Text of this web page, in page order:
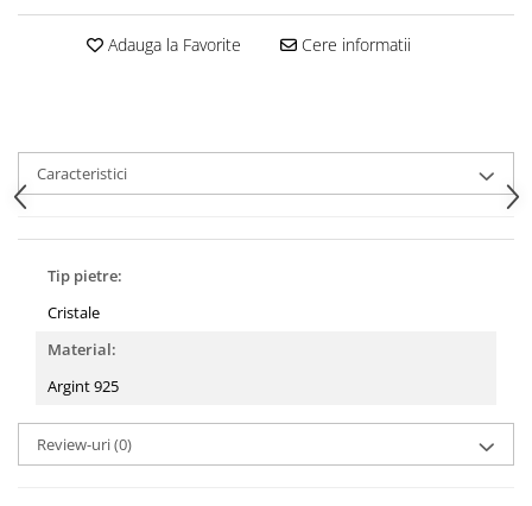
Adauga la Favorite Cere informatii
Caracteristici
Tip pietre:
Cristale
Material:
Argint 925
Review-uri(0)